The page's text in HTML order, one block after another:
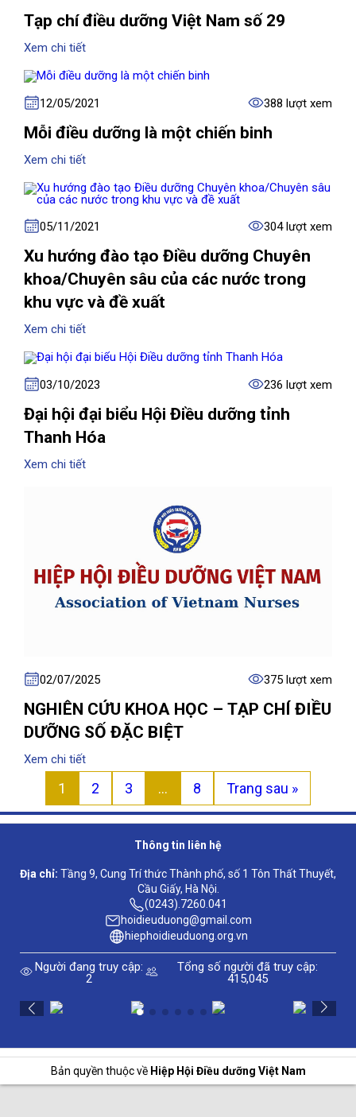
Tạp chí điều dưỡng Việt Nam số 29
Xem chi tiết
12/05/2021 388 lượt xem
Mỗi điều dưỡng là một chiến binh
Xem chi tiết
05/11/2021 304 lượt xem
Xu hướng đào tạo Điều dưỡng Chuyên
khoa/Chuyên sâu của các nước trong
khu vực và đề xuất
Xem chi tiết
03/10/2023 236 lượt xem
Đại hội đại biểu Hội Điều dưỡng tỉnh
Thanh Hóa
Xem chi tiết
02/07/2025 375 lượt xem
NGHIÊN CỨU KHOA HỌC – TẠP CHÍ ĐIỀU
DƯỠNG SỐ ĐẶC BIỆT
Xem chi tiết
1 2 3 … 8 Trang sau »
Thông tin liên hệ
Địa chỉ: Tầng 9, Cung Trí thức Thành phố, số 1 Tôn Thất Thuyết,
Cầu Giấy, Hà Nội.
(0243).7260.041
hoidieuduong@gmail.com
hiephoidieuduong.org.vn
Người đang truy cập:
2
Tổng số người đã truy cập:
415,045
Bản quyền thuộc về Hiệp Hội Điều dưỡng Việt Nam